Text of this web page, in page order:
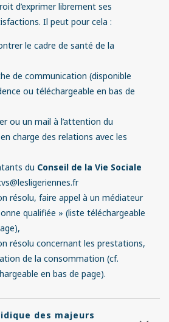
d’exprimer librement ses
Il peut pour cela :
le cadre de santé de la
de communication (disponible
ou téléchargeable en bas de
ou un mail à l’attention du
charge des relations avec les
du Conseil de la Vie Sociale
résolu, faire appel à un médiateur
qualifiée » (liste téléchargeable
résolu concernant les prestations,
de la consommation (cf.
en bas de page).
des majeurs